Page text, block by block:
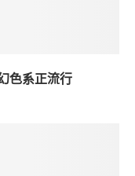
色系正流行